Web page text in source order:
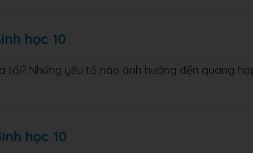
học 10
tối? Những yếu tố nào ảnh hưởng đến quang
học 10